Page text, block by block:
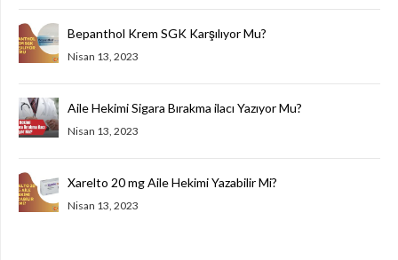
Bepanthol Krem SGK Karşılıyor Mu?
Nisan 13, 2023
Aile Hekimi Sigara Bırakma ilacı Yazıyor Mu?
Nisan 13, 2023
Xarelto 20 mg Aile Hekimi Yazabilir Mi?
Nisan 13, 2023